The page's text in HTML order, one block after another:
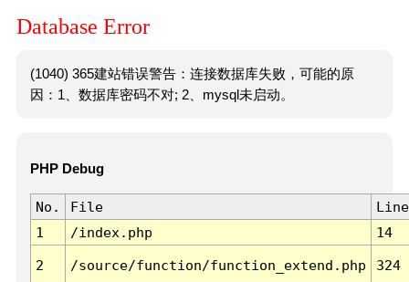
Database Error
(1040) 365建站错误警告：连接数据库失败，可能的原
因：1、数据库密码不对; 2、mysql未启动。
PHP Debug
No. File
Line
1
/index.php 14
2 /source/function/function_extend.php 324